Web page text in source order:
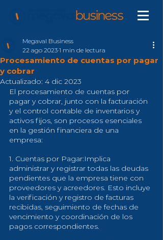
Procesamiento de cuentas por pagar
y cobrar
Megaval Business
22 ago 2023 1 min de lectura
Actualizado: 4 dic 2023
El procesamiento de cuentas por
pagar y cobrar, junto con la facturación
y el control contable de inventarios y
activos fijos, son procesos esenciales
en la gestión financiera de una
empresa:
1. Cuentas por Pagar:Implica
administrar y registrar todas las deudas
pendientes que la empresa tiene con
proveedores y acreedores. Esto incluye
la verificación y registro de facturas
recibidas, seguimiento de fechas de
vencimiento y coordinación de los
pagos correspondientes.